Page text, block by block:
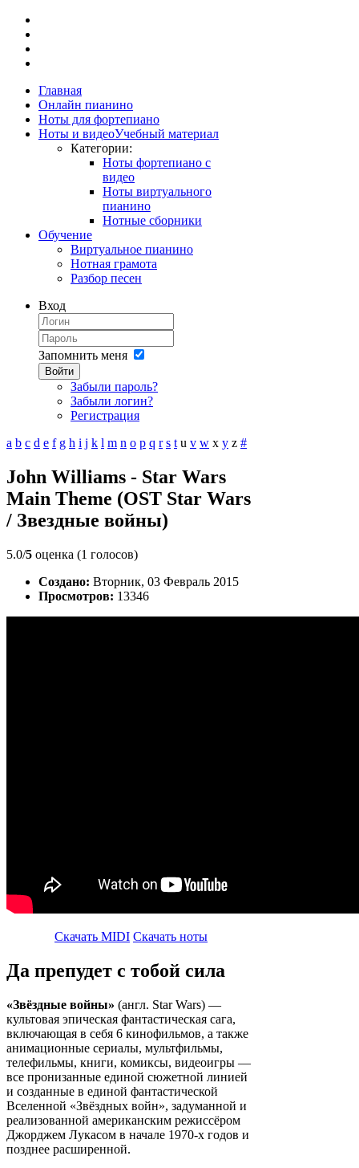
Главная
Онлайн пианино
Ноты для фортепиано
Ноты и видеоУчебный материал
Категории:
Ноты фортепиано с
видео
Ноты виртуального
пианино
Нотные сборники
Обучение
Виртуальное пианино
Нотная грамота
Разбор песен
Вход
Запомнить меня
Войти
Забыли пароль?
Забыли логин?
Регистрация
a b c d e f g h i j k l m n o p q r s t u v w x y z #
John Williams - Star Wars
Main Theme (OST Star Wars
/ Звездные войны)
5.0/5 оценка (1 голосов)
Создано: Вторник, 03 Февраль 2015
Просмотров: 13346
Скачать MIDI Скачать ноты
Да препудет с тобой сила
«Звёздные войны» (англ. Star Wars) —
культовая эпическая фантастическая сага,
включающая в себя 6 кинофильмов, а также
анимационные сериалы, мультфильмы,
телефильмы, книги, комиксы, видеоигры —
все пронизанные единой сюжетной линией
и созданные в единой фантастической
Вселенной «Звёздных войн», задуманной и
реализованной американским режиссёром
Джорджем Лукасом в начале 1970-х годов и
позднее расширенной.